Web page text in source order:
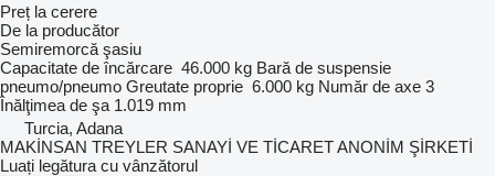
Preț la cerere
De la producător
Semiremorcă şasiu
Capacitate de încărcare 46.000 kg Bară de suspensie
pneumo/pneumo Greutate proprie 6.000 kg Număr de axe 3
Înălţimea de şa 1.019 mm
Turcia, Adana
MAKİNSAN TREYLER SANAYİ VE TİCARET ANONİM ŞİRKETİ
Luați legătura cu vânzătorul